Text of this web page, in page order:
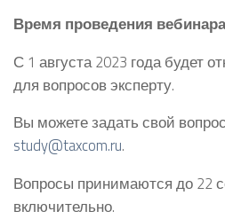
Время проведения
С 1 августа 2023 года будет
для вопросов эксперту.
Вы можете задать свой
study@taxcom.ru.
Вопросы принимаются до 22
включительно.